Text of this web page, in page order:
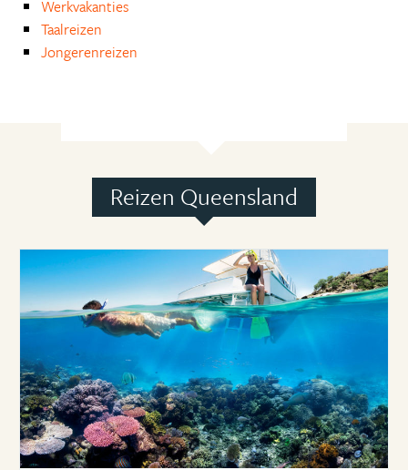
Werkvakanties
Taalreizen
Jongerenreizen
Reizen Queensland